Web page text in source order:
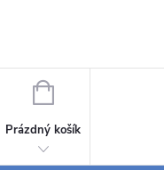
NÁKUPNÍ
Prázdný košík